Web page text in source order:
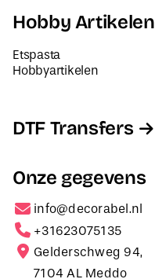
Hobby Artikelen
Etspasta
Hobbyartikelen
DTF Transfers
Onze gegevens
info@decorabel.nl
+31623075135
Gelderschweg 94,
7104 AL Meddo